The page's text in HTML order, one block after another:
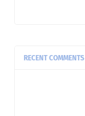
RECENT COMMENTS